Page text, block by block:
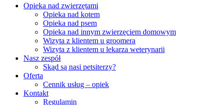
Close
Opieka nad zwierzętami
Opieka nad kotem
Opieka nad psem
Opieka nad innym zwierzęciem domowym
Wizyta z klientem u groomera
Wizyta z klientem u lekarza weterynarii
Nasz zespół
Skąd są nasi petsiterzy?
Oferta
Cennik usług – opiek
Kontakt
Regulamin